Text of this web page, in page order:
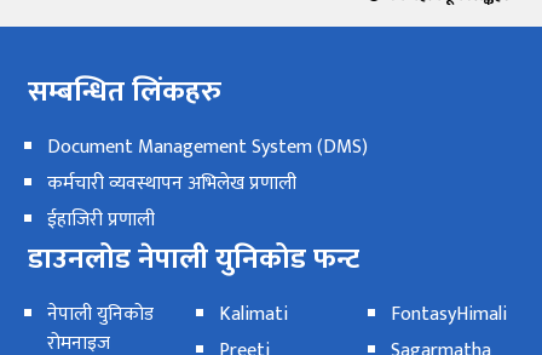
सम्बन्धित लिंकहरु
Document Management System (DMS)
कर्मचारी व्यवस्थापन अभिलेख प्रणाली
ईहाजिरी प्रणाली
डाउनलोड नेपाली युनिकोड फन्ट
नेपाली युनिकोड
रोमनाइज
Kalimati
FontasyHimali